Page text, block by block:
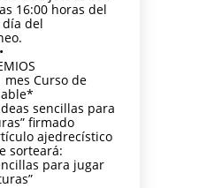
16:00 horas del
del
•
mes Curso de
sencillas para
firmado
ajedrecístico
sorteará:
para jugar